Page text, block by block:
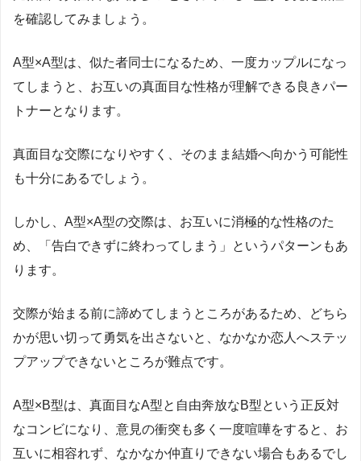
を確認してみましょう。
A型×A型は、似た者同士になるため、一度カップルになっ
てしまうと、お互いの真面目な性格が理解できる良きパー
トナーとなります。
真面目な交際になりやすく、そのまま結婚へ向かう可能性
も十分にあるでしょう。
しかし、 A型×A型の交際は、お互いに消極的な性格のた
め、「告白できずに終わってしまう」というパターンもあ
ります。
交際が始まる前に諦めてしまうところがあるため、どちら
かが思い切って勇気を出さないと、なかなか恋人へステッ
プアップできないところが難点です。
A型×B型は、真面目なA型と自由奔放なB型という正反対
なコンビになり、意見の衝突も多く一度喧嘩をすると、お
互いに相容れず、なかなか仲直りできない場合もあるでし